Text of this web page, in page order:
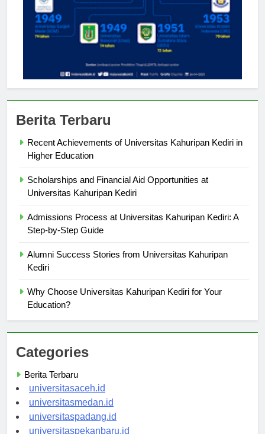
Berita Terbaru
Recent Achievements of Universitas Kahuripan Kediri in
Higher Education
Scholarships and Financial Aid Opportunities at
Universitas Kahuripan Kediri
Admissions Process at Universitas Kahuripan Kediri: A
Step-by-Step Guide
Alumni Success Stories from Universitas Kahuripan
Kediri
Why Choose Universitas Kahuripan Kediri for Your
Education?
Categories
Berita Terbaru
universitasaceh.id
universitasmedan.id
universitaspadang.id
universitaspekanbaru.id